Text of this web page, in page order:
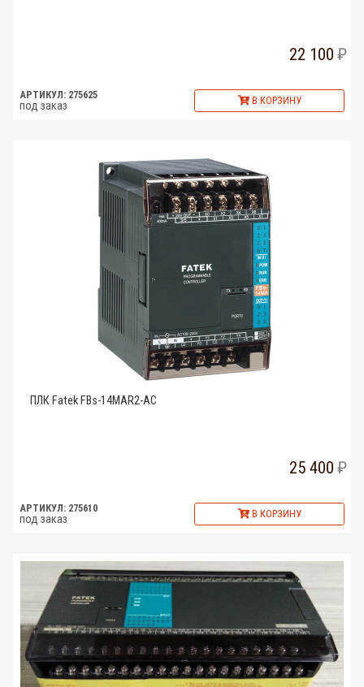
22 100
АРТИКУЛ: 275625
под заказ В КОРЗИНУ
ПЛК Fatek FBs-14MAR2-AC
25 400
АРТИКУЛ: 275610
под заказ В КОРЗИНУ